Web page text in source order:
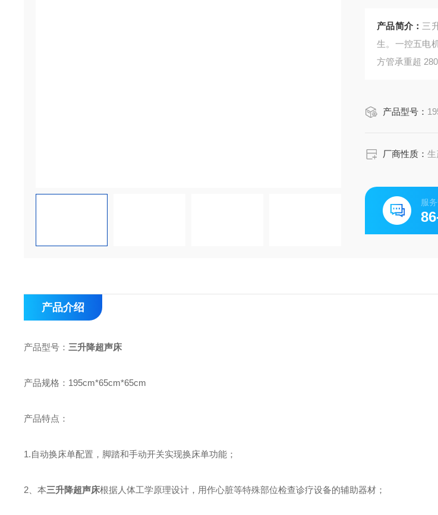
产品简介： 三
生。一控五电
方管承重超
产品型号：
厂商性质：生
服
产品介绍
产品型号： 三升降超声床
产品规格：195cm*65cm*65cm
产品特点：
1.自动换床单配置，脚踏和手动开关实现换床单功能；
2、本三升降超声床根据人体工学原理设计，用作心脏等特殊部位检查诊疗设备的辅助器材；